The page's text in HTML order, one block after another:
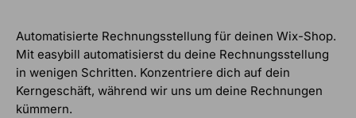
Automatisierte Rechnungsstellung für deinen Wix-Shop.
Mit easybill automatisierst du deine Rechnungsstellung
in wenigen Schritten. Konzentriere dich auf dein
Kerngeschäft, während wir uns um deine Rechnungen
kümmern.